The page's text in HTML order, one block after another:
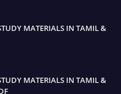
MATERIALS IN TAMIL &
MATERIALS IN TAMIL &